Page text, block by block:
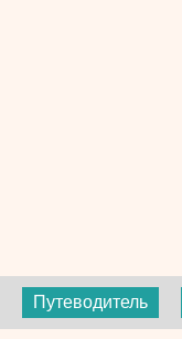
Путеводитель